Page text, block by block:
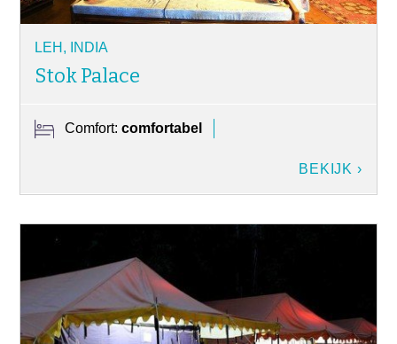
LEH, INDIA
Stok Palace
Comfort:comfortabel
BEKIJK ›